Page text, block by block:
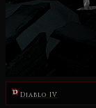
Diablo IV